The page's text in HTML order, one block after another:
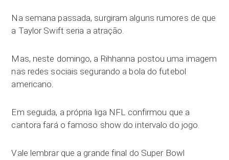
Na semana passada, surgiram alguns rumores de que
a Taylor Swift seria a atração.
Mas, neste domingo, a Rihhanna postou uma imagem
nas redes sociais segurando a bola do futebol
americano.
Em seguida, a própria liga NFL confirmou que a
cantora fará o famoso show do intervalo do jogo.
Vale lembrar que a grande final do Super Bowl